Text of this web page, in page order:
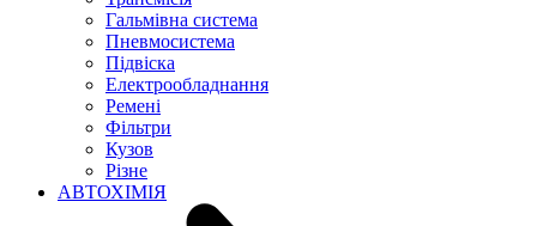
Гальмівна система
Пневмосистема
Підвіска
Електрообладнання
Ремені
Фільтри
Кузов
Різне
АВТОХІМІЯ